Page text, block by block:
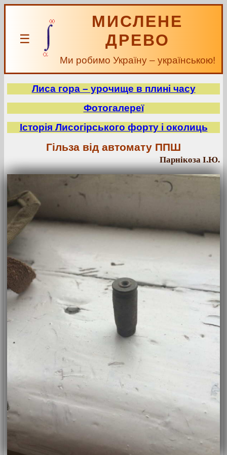
☰
МИСЛЕНЕ
ДРЕВО
Ми робимо Україну – українською!
Лиса гора – урочище в плині часу
Фотогалереї
Історія Лисогірського форту і околиць
Гільза від автомату ППШ
Парнікоза І.Ю.